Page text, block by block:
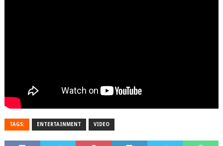
TAGS: ENTERTAINMENT VIDEO